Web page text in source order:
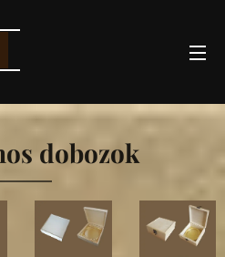
dobozok